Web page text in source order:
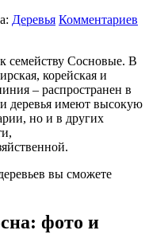
Деревья Комментариев
семейству Сосновые. В
корейская и
– распространен в
деревья имеют высокую
но и в других
вы сможете
фото и